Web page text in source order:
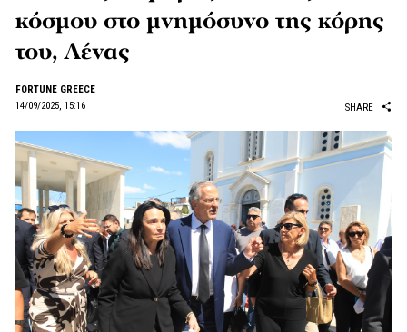
κόσμου στο μνημόσυνο της κόρης
του, Λένας
FORTUNE GREECE
14/09/2025, 15:16
SHARE